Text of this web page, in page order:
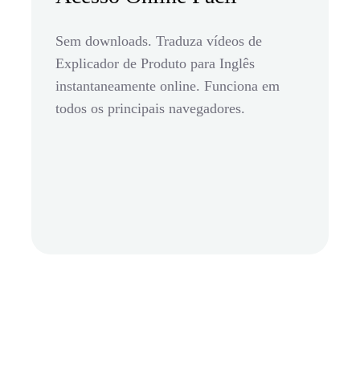
Sem downloads. Traduza vídeos de
Explicador de Produto para Inglês
instantaneamente online. Funciona em
todos os principais navegadores.